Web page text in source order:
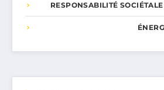
RESPONSABILITÉ